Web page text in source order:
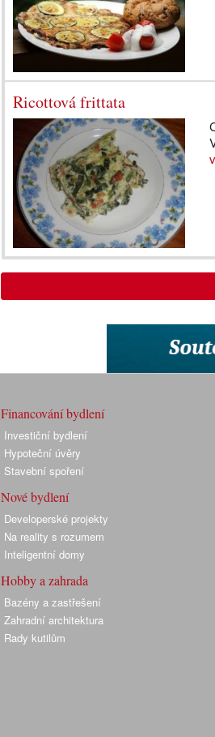
Ricottová frittata
Financování bydlení
Investiční bydlení
Hypoteční úvěry
Stavební spoření
Nové bydlení
Developerské projekty
Na reality s rozumem
Inteligentní domy
Hobby a zahrada
Bazény a zastřešení
Zahradní architektura
Rady kutilům